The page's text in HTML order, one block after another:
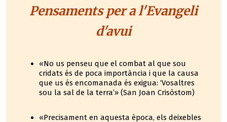
Pensaments per a l'Evangeli
d'avui
«No us penseu que el combat al que sou
cridats és de poca importància i que la causa
que us és encomanada és exigua: ‘Vosaltres
sou la sal de la terra’» (San Joan Crisòstom)
«Precisament en aquesta època, els deixebles